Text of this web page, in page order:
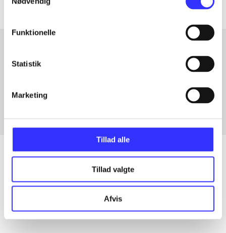
Funktionelle
Statistik
Marketing
Tillad alle
Tillad valgte
Afvis
Artikler med samme emner
Artikler
Alle registrerede artikler fordelt på udgivelser